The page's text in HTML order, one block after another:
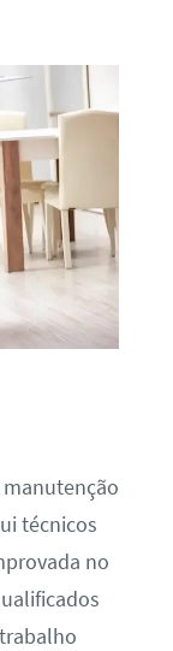
técnicos
no